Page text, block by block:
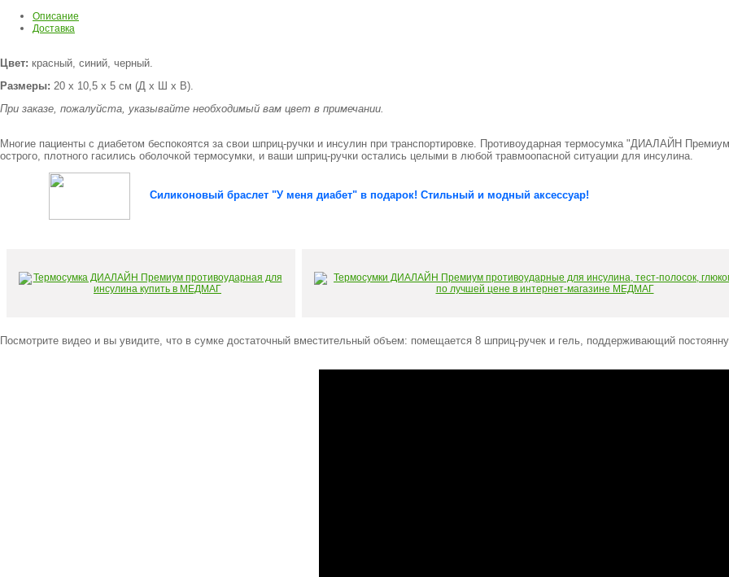
Описание
Доставка
Цвет: красный, синий, черный.
Размеры: 20 х 10,5 х 5 см (Д х Ш х В).
При заказе, пожалуйста, указывайте необходимый вам цвет в примечании.
Многие пациенты с диабетом беспокоятся за свои шприц-ручки и инсулин при транспортировке. Противоударная термосумка "ДИАЛАЙН
острого, плотного гасились оболочкой термосумки, и ваши шприц-ручки остались целыми в любой травмоопасной ситуации для инсулина.
Силиконовый браслет "У меня диабет" в подарок! Стильный и модный аксессуар!
Посмотрите видео и вы увидите, что в сумке достаточный вместительный объем: помещается 8 шприц-ручек и гель, поддерживающий